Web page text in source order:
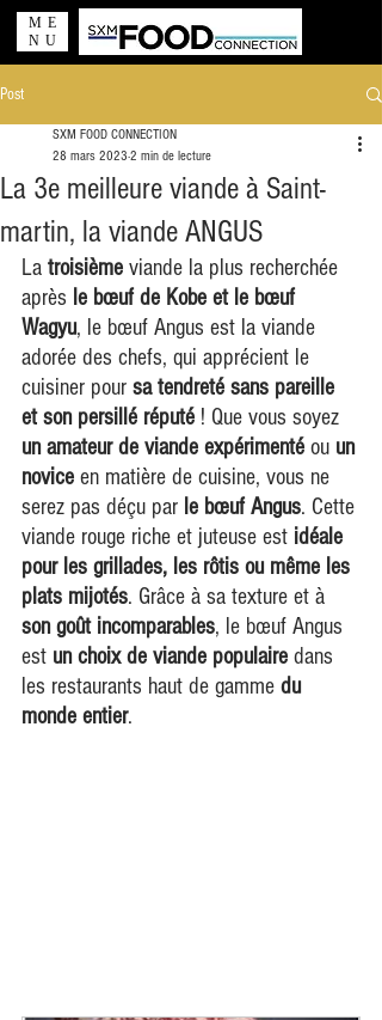
ME
NU
Post
La 3e meilleure viande à Saint-
martin, la viande ANGUS
SXM FOOD CONNECTION
28 mars 2023 2 min de lecture
La troisième viande la plus recherchée
après le bœuf de Kobe et le bœuf
Wagyu, le bœuf Angus est la viande
adorée des chefs, qui apprécient le
cuisiner pour sa tendreté sans pareille
et son persillé réputé ! Que vous soyez
un amateur de viande expérimenté ou un
novice en matière de cuisine, vous ne
serez pas déçu par le bœuf Angus. Cette
viande rouge riche et juteuse est idéale
pour les grillades, les rôtis ou même les
plats mijotés. Grâce à sa texture et à
son goût incomparables, le bœuf Angus
est un choix de viande populaire dans
les restaurants haut de gamme du
monde entier.